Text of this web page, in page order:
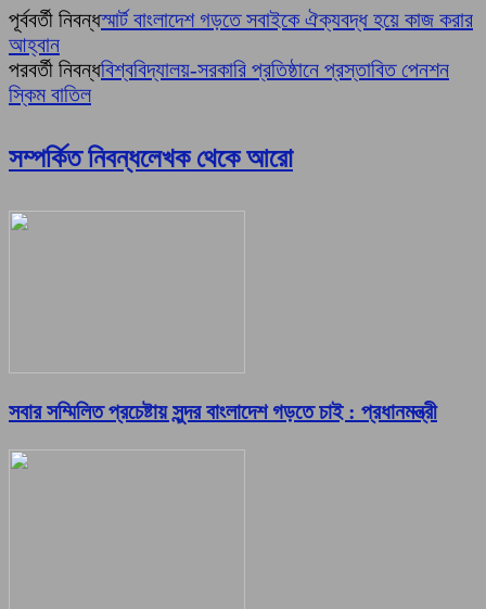
পূর্ববর্তী নিবন্ধস্মার্ট বাংলাদেশ গড়তে সবাইকে ঐক্যবদ্ধ হয়ে কাজ করার
আহ্বান
পরবর্তী নিবন্ধবিশ্ববিদ্যালয়-সরকারি প্রতিষ্ঠানে প্রস্তাবিত পেনশন
স্কিম বাতিল
সম্পর্কিত নিবন্ধলেখক থেকে আরো
সবার সম্মিলিত প্রচেষ্টায় সুন্দর বাংলাদেশ গড়তে চাই : প্রধানমন্ত্রী